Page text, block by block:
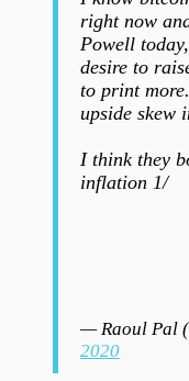
right now
Powell
desire to
to print
upside skew
I think they
inflation 1/
— Raoul Pal
2020